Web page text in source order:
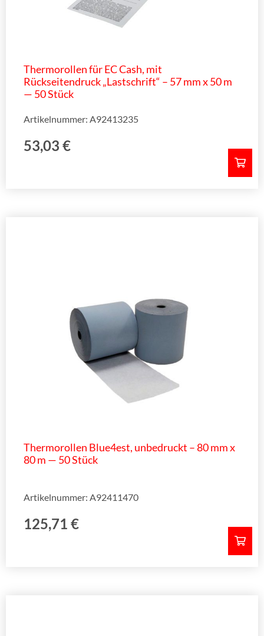
Thermorollen für EC Cash, mit
Rückseitendruck „Lastschrift“ – 57 mm x 50 m
— 50 Stück
53,03 €
Artikelnummer: A92413235
Thermorollen Blue4est, unbedruckt – 80 mm x
80 m — 50 Stück
125,71 €
Artikelnummer: A92411470